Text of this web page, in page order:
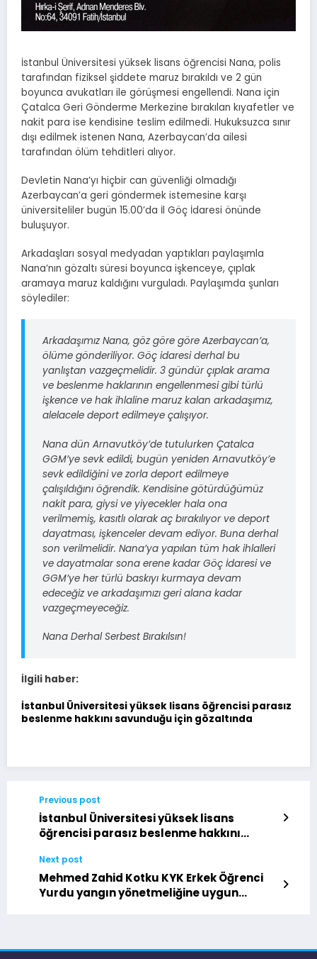
İstanbul Üniversitesi yüksek lisans öğrencisi Nana, polis
tarafından fiziksel şiddete maruz bırakıldı ve 2 gün
boyunca avukatları ile görüşmesi engellendi. Nana için
Çatalca Geri Gönderme Merkezine bırakılan kıyafetler ve
nakit para ise kendisine teslim edilmedi. Hukuksuzca sınır
dışı edilmek istenen Nana, Azerbaycan’da ailesi
tarafından ölüm tehditleri alıyor.
Devletin Nana’yı hiçbir can güvenliği olmadığı
Azerbaycan’a geri göndermek istemesine karşı
üniversiteliler bugün 15.00’da İl Göç İdaresi önünde
buluşuyor.
Arkadaşları sosyal medyadan yaptıkları paylaşımla
Nana’nın gözaltı süresi boyunca işkenceye, çıplak
aramaya maruz kaldığını vurguladı. Paylaşımda şunları
söylediler:
Arkadaşımız Nana, göz göre göre Azerbaycan’a,
ölüme gönderiliyor. Göç idaresi derhal bu
yanlıştan vazgeçmelidir. 3 gündür çıplak arama
ve beslenme haklarının engellenmesi gibi türlü
işkence ve hak ihlaline maruz kalan arkadaşımız,
alelacele deport edilmeye çalışıyor.
Nana dün Arnavutköy’de tutulurken Çatalca
GGM’ye sevk edildi, bugün yeniden Arnavutköy’e
sevk edildiğini ve zorla deport edilmeye
çalışıldığını öğrendik. Kendisine götürdüğümüz
nakit para, giysi ve yiyecekler hala ona
verilmemiş, kasıtlı olarak aç bırakılıyor ve deport
dayatması, işkenceler devam ediyor. Buna derhal
son verilmelidir. Nana’ya yapılan tüm hak ihlalleri
ve dayatmalar sona erene kadar Göç İdaresi ve
GGM’ye her türlü baskıyı kurmaya devam
edeceğiz ve arkadaşımızı geri alana kadar
vazgeçmeyeceğiz.
Nana Derhal Serbest Bırakılsın!
İlgili haber:
İstanbul Üniversitesi yüksek lisans öğrencisi parasız
beslenme hakkını savunduğu için gözaltında
Previous post
İstanbul Üniversitesi yüksek lisans
öğrencisi parasız beslenme hakkını
Next post
Mehmed Zahid Kotku KYK Erkek Öğrenci
Yurdu yangın yönetmeliğine uygun